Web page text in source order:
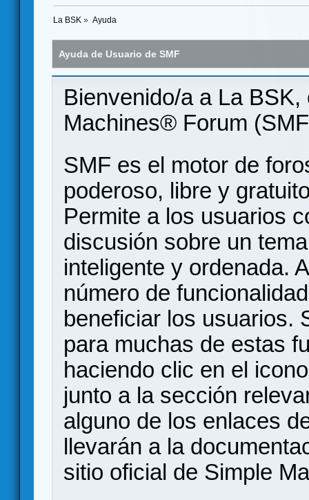
La BSK » Ayuda
Ayuda de Usuario de SMF
Bienvenido/a a La
Machines® Forum
SMF es el motor de
poderoso, libre y
Permite a los usuarios
discusión sobre un
inteligente y ordenada.
número de
beneficiar los usuarios.
para muchas de estas
haciendo clic en el
junto a la sección
alguno de los enlaces
llevarán a la
sitio oficial de Simple